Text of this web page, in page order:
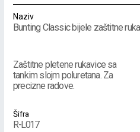
Naziv
Bunting Classic bijele zaštitne
Zaštitne pletene rukavice sa
tankim slojm poluretana. Za
precizne radove.
Šifra
R-L017